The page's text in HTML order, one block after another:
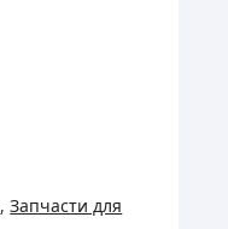
,Запчасти для